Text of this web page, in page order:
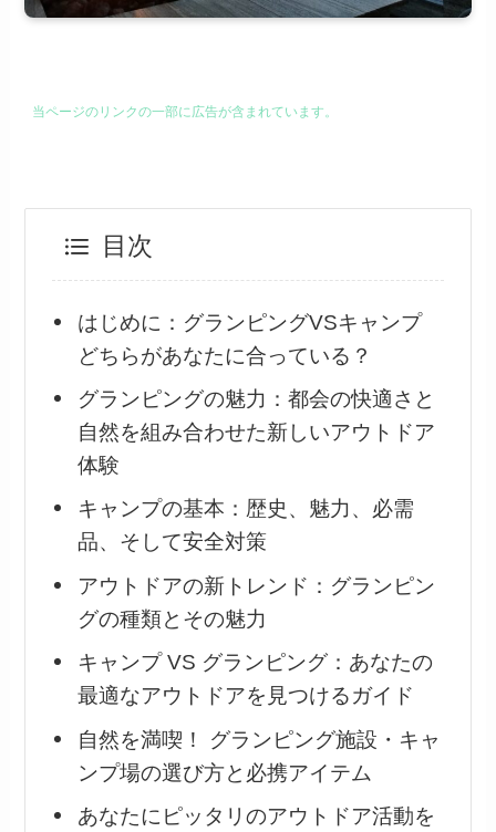
当ページのリンクの一部に広告が含まれています。
目次
はじめに：グランピングVSキャンプ
どちらがあなたに合っている？
グランピングの魅力：都会の快適さと
自然を組み合わせた新しいアウトドア
体験
キャンプの基本：歴史、魅力、必需
品、そして安全対策
アウトドアの新トレンド：グランピン
グの種類とその魅力
キャンプ VS グランピング：あなたの
最適なアウトドアを見つけるガイド
自然を満喫！ グランピング施設・キャ
ンプ場の選び方と必携アイテム
あなたにピッタリのアウトドア活動を